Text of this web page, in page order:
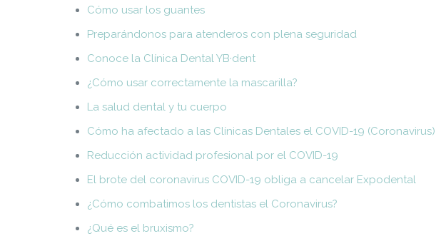
Cómo usar los guantes
Preparándonos para atenderos con plena seguridad
Conoce la Clínica Dental YB·dent
¿Cómo usar correctamente la mascarilla?
La salud dental y tu cuerpo
Cómo ha afectado a las Clínicas Dentales el COVID-19 (Coronavirus)
Reducción actividad profesional por el COVID-19
El brote del coronavirus COVID-19 obliga a cancelar Expodental
¿Cómo combatimos los dentistas el Coronavirus?
¿Qué es el bruxismo?